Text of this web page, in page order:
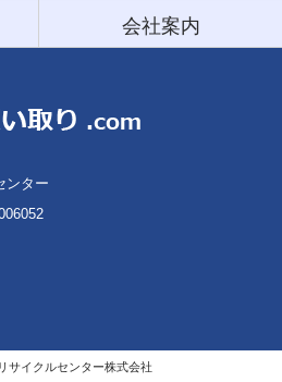
会社案内
ンター
サイクルセンター株式会社